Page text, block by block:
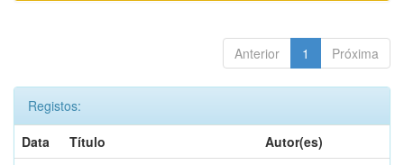
Anterior 1 Próxima
Registos:
Data
Título
Autor(es)